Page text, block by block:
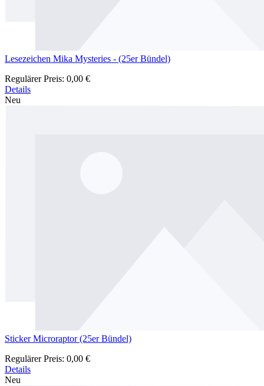
Lesezeichen Mika Mysteries - (25er Bündel)
Regulärer Preis: 0,00 €
Details
Neu
Sticker Microraptor (25er Bündel)
Regulärer Preis: 0,00 €
Details
Neu